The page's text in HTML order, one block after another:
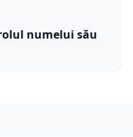
numelui său